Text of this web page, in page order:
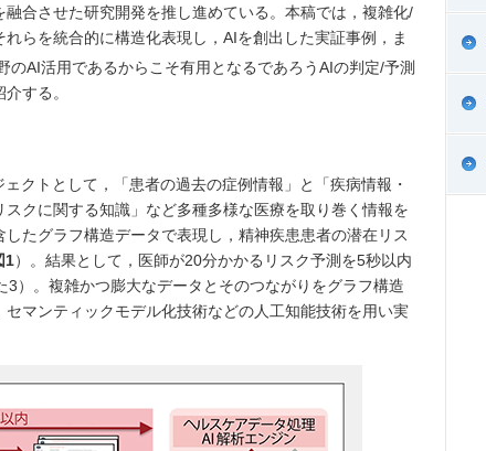
合させた研究開発を推し進めている。本稿では，複雑化/
らを統合的に構造化表現し，AIを創出した実証事例，ま
のAI活用であるからこそ有用となるであろうAIの判定/予測
する。
クトとして，「患者の過去の症例情報」と「疾病情報・
クに関する知識」など多種多様な医療を取り巻く情報を
たグラフ構造データで表現し，精神疾患患者の潜在リス
1）。結果として，医師が20分かかるリスク予測を5秒以内
3）。複雑かつ膨大なデータとそのつながりをグラフ構造
マンティックモデル化技術などの人工知能技術を用い実